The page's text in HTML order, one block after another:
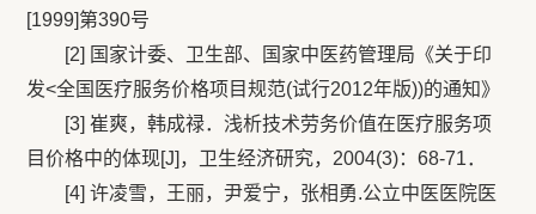
[1999]第390号
[2] 国家计委、卫生部、国家中医药管理局《关于印
发<全国医疗服务价格项目规范(试行2012年版))的通知》
[3] 崔爽，韩成禄．浅析技术劳务价值在医疗服务项
目价格中的体现[J]，卫生经济研究，2004(3)：68-71．
[4] 许凌雪，王丽，尹爱宁，张相勇.公立中医医院医